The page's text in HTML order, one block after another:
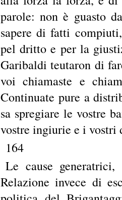
parole: non è guasto
sapere di fatti
pel dritto e per la
Garibaldi teutaron di
voi chiamaste e
Continuate pure a
sa spregiare le vostre
vostre ingiurie e i vostri
164
Le cause generatrici,
Relazione invece di